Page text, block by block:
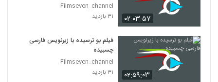
۰۲:۰۳:۵۷
Filmseven_channel
۳۱ بازدید
۰۲:۵۹:۰۳
فیلم بو ترسیده با زیرنویس فارسی
چسبیده
Filmseven_channel
۳۱ بازدید